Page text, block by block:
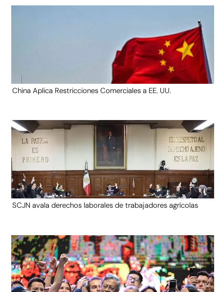
China Aplica Restricciones Comerciales a EE. UU.
SCJN avala derechos laborales de trabajadores agrícolas